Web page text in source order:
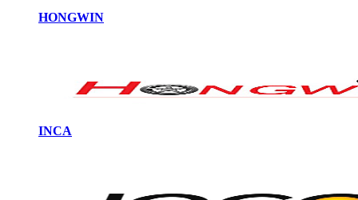
HONGWIN
INCA